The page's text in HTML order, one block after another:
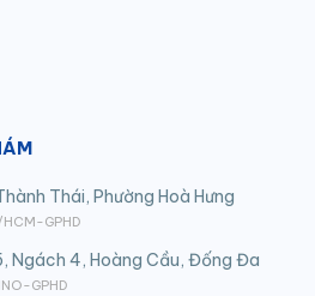
Thái, Phường Hoà Hưng
GPHD
Ngách 4, Hoàng Cầu, Đống Đa
GPHD